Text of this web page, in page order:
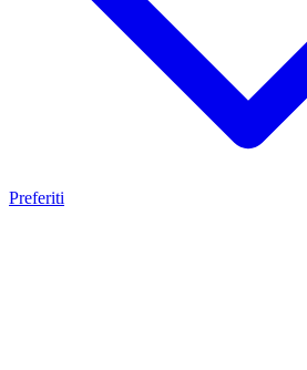
Preferiti